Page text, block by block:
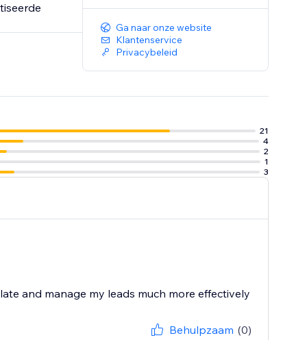
Ga naar onze website
Klantenservice
Privacybeleid
21
4
2
1
3
and manage my leads much more effectively
Behulpzaam (0)